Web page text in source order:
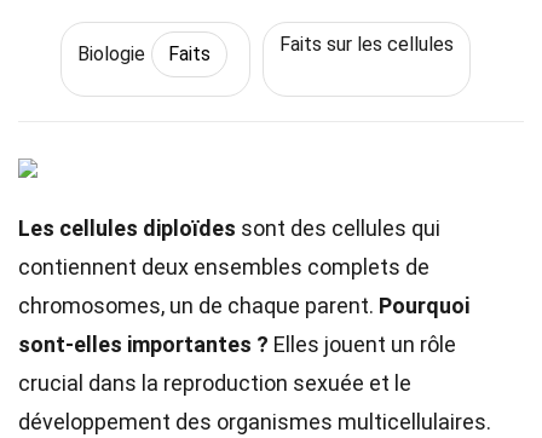
Biologie Faits Faits sur les cellules
Les cellules diploïdes sont des cellules qui
contiennent deux ensembles complets de
chromosomes, un de chaque parent. Pourquoi
sont-elles importantes ? Elles jouent un rôle
crucial dans la reproduction sexuée et le
développement des organismes multicellulaires.